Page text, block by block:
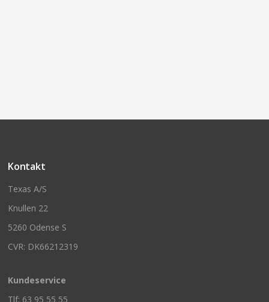
Kontakt
Texas A/S
Knullen 22
5260 Odense S
CVR: DK66212319
Kundeservice
Tlf: 63 95 55 55